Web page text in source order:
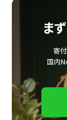
ま
寄
国内